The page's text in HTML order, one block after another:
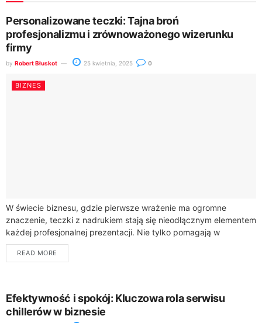
Personalizowane teczki: Tajna broń
profesjonalizmu i zrównoważonego wizerunku
firmy
by Robert Błuskot 25 kwietnia, 2025 0
BIZNES
W świecie biznesu, gdzie pierwsze wrażenie ma ogromne
znaczenie, teczki z nadrukiem stają się nieodłącznym elementem
każdej profesjonalnej prezentacji. Nie tylko pomagają w
organizacji dokumentów, ale także stanowią wizytówkę firmy....
READ MORE
Efektywność i spokój: Kluczowa rola serwisu
chillerów w biznesie